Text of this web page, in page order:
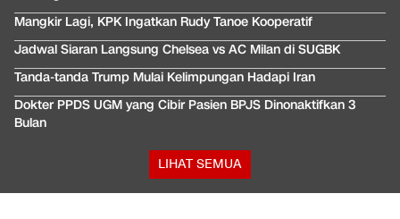
Mangkir Lagi, KPK Ingatkan Rudy Tanoe Kooperatif
Jadwal Siaran Langsung Chelsea vs AC Milan di SUGBK
Tanda-tanda Trump Mulai Kelimpungan Hadapi Iran
Dokter PPDS UGM yang Cibir Pasien BPJS Dinonaktifkan 3
Bulan
LIHAT SEMUA